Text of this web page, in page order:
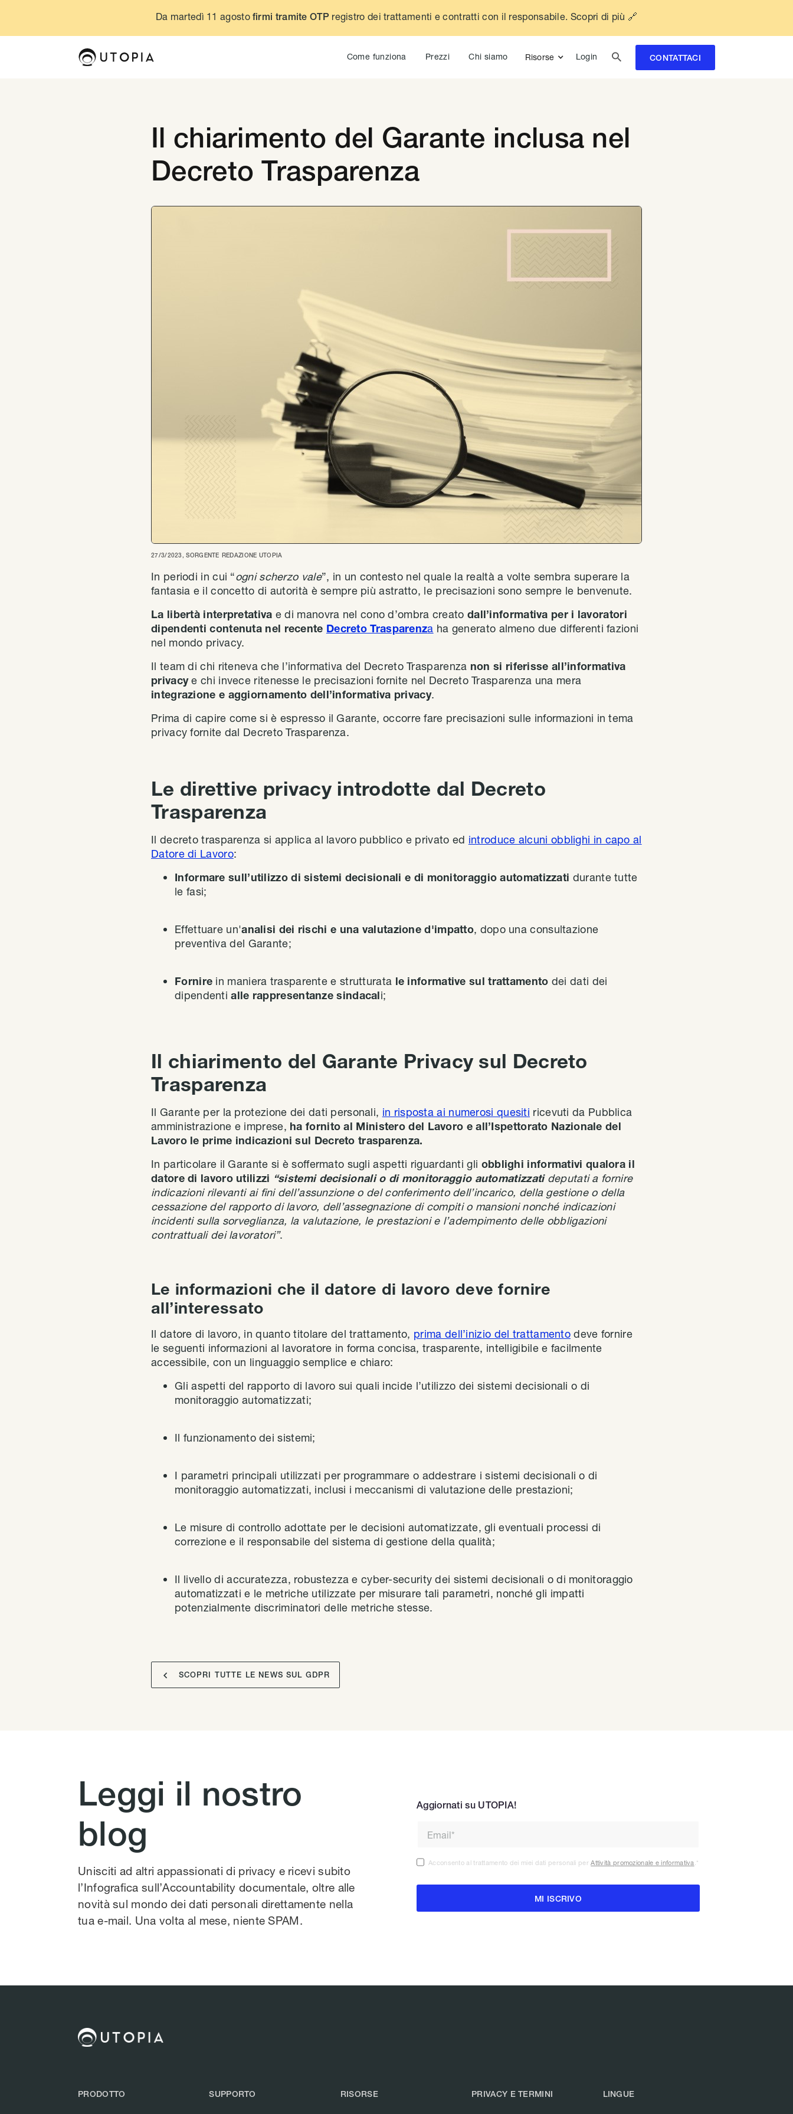
Da martedì 11 agostofirmi tramite OTP registro dei trattamenti e contratti con il responsabile. Scopri di più 🔗
Come funziona Prezzi Chi siamo Risorse Login  CONTATTACI
Il chiarimento del Garante inclusa nel
Decreto Trasparenza
27/3/2023, SORGENTE REDAZIONE UTOPIA
In periodi in cui “ogni scherzo vale”, in un contesto nel quale la realtà a volte sembra superare la
fantasia e il concetto di autorità è sempre più astratto, le precisazioni sono sempre le benvenute.
La libertà interpretativa e di manovra nel cono d’ombra creato dall’informativa per i lavoratori
dipendenti contenuta nel recente Decreto Trasparenza ha generato almeno due differenti fazioni
nel mondo privacy.
Il team di chi riteneva che l’informativa del Decreto Trasparenza non si riferisse all’informativa
privacye chi invece ritenesse le precisazioni fornite nel Decreto Trasparenza una mera
integrazione e aggiornamento dell’informativa privacy.
Prima di capire come si è espresso il Garante, occorre fare precisazioni sulle informazioni in tema
privacy fornite dal Decreto Trasparenza.
Le direttive privacy introdotte dal Decreto
Trasparenza
Il decreto trasparenza si applica al lavoro pubblico e privato ed introduce alcuni obblighi in capo al
Datore di Lavoro:
Informare sull’utilizzo di sistemi decisionali e di monitoraggio automatizzati durante tutte
le fasi;
Effettuare un'analisi dei rischi e una valutazione d'impatto, dopo una consultazione
preventiva del Garante;
Fornire in maniera trasparente e strutturata le informative sul trattamento dei dati dei
dipendenti alle rappresentanze sindacali;
Il chiarimento del Garante Privacy sul Decreto
Trasparenza
Il Garante per la protezione dei dati personali, in risposta ai numerosi quesiti ricevuti da Pubblica
amministrazione e imprese, ha fornito al Ministero del Lavoro e all’Ispettorato Nazionale del
Lavoro le prime indicazioni sul Decreto trasparenza.
In particolare il Garante si è soffermato sugli aspetti riguardanti gli obblighi informativi qualora il
datore di lavoro utilizzi “sistemi decisionali o di monitoraggio automatizzati deputati a fornire
indicazioni rilevanti ai fini dell’assunzione o del conferimento dell’incarico, della gestione o della
cessazione del rapporto di lavoro, dell’assegnazione di compiti o mansioni nonché indicazioni
incidenti sulla sorveglianza, la valutazione, le prestazioni e l’adempimento delle obbligazioni
contrattuali dei lavoratori”.
Le informazioni che il datore di lavoro deve fornire
all’interessato
Il datore di lavoro, in quanto titolare del trattamento, prima dell’inizio del trattamento deve fornire
le seguenti informazioni al lavoratore in forma concisa, trasparente, intelligibile e facilmente
accessibile, con un linguaggio semplice e chiaro:
Gli aspetti del rapporto di lavoro sui quali incide l’utilizzo dei sistemi decisionali o di
monitoraggio automatizzati;
Il funzionamento dei sistemi;
I parametri principali utilizzati per programmare o addestrare i sistemi decisionali o di
monitoraggio automatizzati, inclusi i meccanismi di valutazione delle prestazioni;
Le misure di controllo adottate per le decisioni automatizzate, gli eventuali processi di
correzione e il responsabile del sistema di gestione della qualità;
Il livello di accuratezza, robustezza e cyber-security dei sistemi decisionali o di monitoraggio
automatizzati e le metriche utilizzate per misurare tali parametri, nonché gli impatti
potenzialmente discriminatori delle metriche stesse.
 SCOPRI TUTTE LE NEWS SUL GDPR
Leggi il nostro
blog
Unisciti ad altri appassionati di privacy e ricevi subito
l’Infografica sull’Accountability documentale, oltre alle
novità sul mondo dei dati personali direttamente nella
tua e-mail. Una volta al mese, niente SPAM.
Aggiornati su UTOPIA!
Acconsento al trattamento dei miei dati personali perAttività promozionale e informativa *
PRODOTTO SUPPORTO RISORSE PRIVACY E TERMINI LINGUE